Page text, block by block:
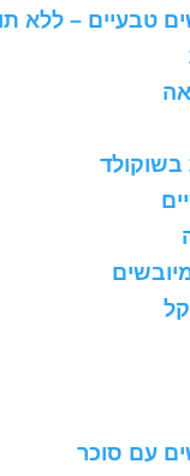
טבעיים – ללא
בשוקולד
עם סוכר